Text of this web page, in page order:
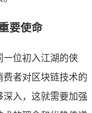
要使命
一位初入江湖的侠
者对区块链技术的
入，这就需要加强